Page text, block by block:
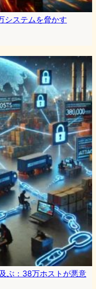
システムを脅かす
ぶ：38万ホストが悪意